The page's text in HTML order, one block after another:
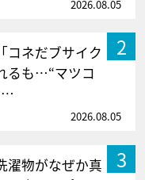
2026.08.05
2
コネだブサイク
るも…“マツコ
…
2026.08.05
3
濯物がなぜか真